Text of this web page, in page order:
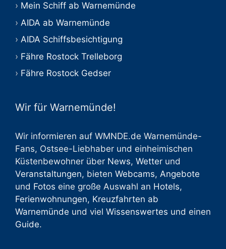
Mein Schiff ab Warnemünde
AIDA ab Warnemünde
AIDA Schiffsbesichtigung
Fähre Rostock Trelleborg
Fähre Rostock Gedser
Wir für Warnemünde!
Wir informieren auf WMNDE.de Warnemünde-
Fans, Ostsee-Liebhaber und einheimischen
Küstenbewohner über News, Wetter und
Veranstaltungen, bieten Webcams, Angebote
und Fotos eine große Auswahl an Hotels,
Ferienwohnungen, Kreuzfahrten ab
Warnemünde und viel Wissenswertes und einen
Guide.